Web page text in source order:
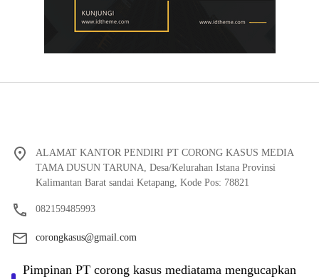
ALAMAT KANTOR PENDIRI PT CORONG KASUS MEDIA
TAMA DUSUN TARUNA, Desa/Kelurahan Istana Provinsi
Kalimantan Barat sandai Ketapang, Kode Pos: 78821
082159485993
corongkasus@gmail.com
Pimpinan PT corong kasus mediatama mengucapkan